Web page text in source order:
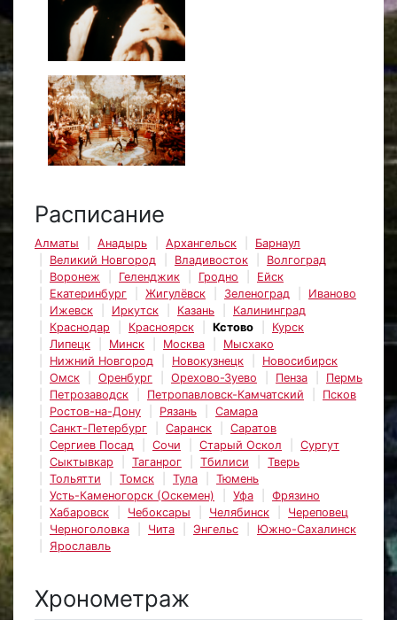
Расписание
Алматы Анадырь Архангельск
Барнаул
Великий Новгород
Владивосток
Волгоград
Воронеж
Геленджик Гродно
Ейск
Екатеринбург
Жигулёвск Зеленоград
Иваново
Ижевск
Иркутск Казань
Калининград
Краснодар
Красноярск Кстово
Курск
Липецк
Минск Москва
Мысхако
Нижний Новгород
Новокузнецк
Новосибирск
Омск
Оренбург Орехово-Зуево Пенза
Пермь
Петрозаводск
Петропавловск-Камчатский
Псков
Ростов-на-Дону
Рязань
Самара
Санкт-Петербург
Саранск
Саратов
Сергиев Посад
Сочи Старый Оскол
Сургут
Сыктывкар
Таганрог Тбилиси
Тверь
Тольятти
Томск Тула
Тюмень
Усть-Каменогорск (Оскемен)
Уфа
Фрязино
Хабаровск
Чебоксары Челябинск
Череповец
Черноголовка
Чита Энгельс
Южно-Сахалинск
Ярославль
Хронометраж